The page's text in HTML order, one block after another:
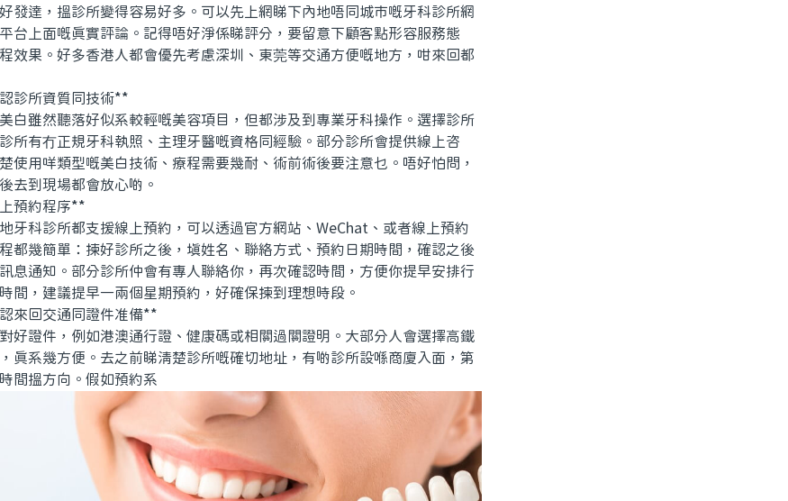
達，搵診所變得容易好多。可以先上網睇下內地唔同城市嘅牙科診所網
台上面嘅真實評論。記得唔好淨係睇評分，要留意下顧客點形容服務態
效果。好多香港人都會優先考慮深圳、東莞等交通方便嘅地方，咁來回都
所資質同技術**
雖然聽落好似系較輕嘅美容項目，但都涉及到專業牙科操作。選擇診所
所有冇正規牙科執照、主理牙醫嘅資格同經驗。部分診所會提供線上咨
使用咩類型嘅美白技術、療程需要幾耐、術前術後要注意乜。唔好怕問，
去到現場都會放心啲。
預約程序**
科診所都支援線上預約，可以透過官方網站、WeChat、或者線上預約
都幾簡單：揀好診所之後，填姓名、聯絡方式、預約日期時間，確認之後
息通知。部分診所仲會有專人聯絡你，再次確認時間，方便你提早安排行
間，建議提早一兩個星期預約，好確保揀到理想時段。
回交通同證件准備**
證件，例如港澳通行證、健康碼或相關過關證明。大部分人會選擇高鐵
真系幾方便。去之前睇清楚診所嘅確切地址，有啲診所設喺商廈入面，第
間搵方向。假如預約系